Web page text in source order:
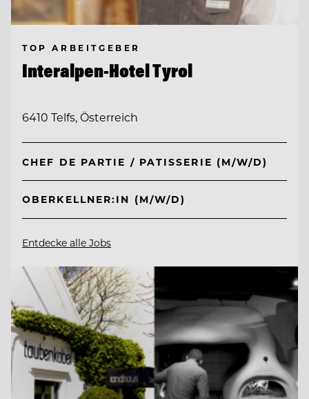
TOP ARBEITGEBER
Interalpen-Hotel Tyrol
6410 Telfs, Österreich
CHEF DE PARTIE / PATISSERIE (M/W/D)
OBERKELLNER:IN (M/W/D)
Entdecke alle Jobs